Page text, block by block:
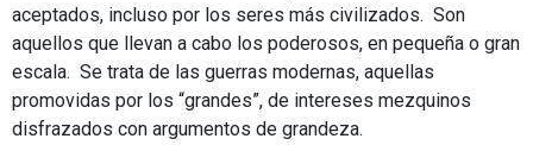
aceptados, incluso por los seres más civilizados. Son
aquellos que llevan a cabo los poderosos, en pequeña o gran
escala. Se trata de las guerras modernas, aquellas
promovidas por los “grandes”, de intereses mezquinos
disfrazados con argumentos de grandeza.